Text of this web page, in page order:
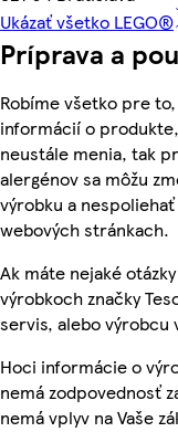
Ukázať všetko LEGO®
Príprava a
Robíme všetko pre
informácií o
neustále menia, tak
alergénov sa môžu
výrobku a
webových stránkach.
Ak máte nejaké
výrobkoch značky
servis, alebo výrobcu
Hoci informácie o
nemá zodpovednosť
nemá vplyv na Vaše